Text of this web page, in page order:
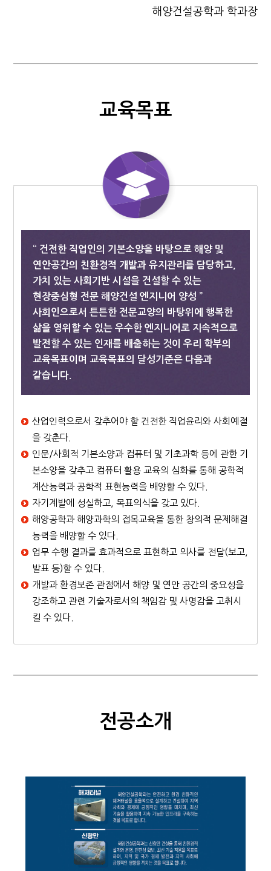
해양건설공학과 학과장
교육목표
“ 건전한 직업인의 기본소양을 바탕으로 해양 및
연안공간의 친환경적 개발과 유지관리를 담당하고,
가치 있는 사회기반 시설을 건설할 수 있는
현장중심형 전문 해양건설 엔지니어 양성 ”
사회인으로서 튼튼한 전문교양의 바탕위에 행복한
삶을 영위할 수 있는 우수한 엔지니어로 지속적으로
발전할 수 있는 인재를 배출하는 것이 우리 학부의
교육목표이며 교육목표의 달성기준은 다음과
같습니다.
산업인력으로서 갖추어야 할 건전한 직업윤리와 사회예절
을 갖춘다.
인문/사회적 기본소양과 컴퓨터 및 기초과학 등에 관한 기
본소양을 갖추고 컴퓨터 활용 교육의 심화를 통해 공학적
계산능력과 공학적 표현능력을 배양할 수 있다.
자기계발에 성실하고, 목표의식을 갖고 있다.
해양공학과 해양과학의 접목교육을 통한 창의적 문제해결
능력을 배양할 수 있다.
업무 수행 결과를 효과적으로 표현하고 의사를 전달(보고,
발표 등)할 수 있다.
개발과 환경보존 관점에서 해양 및 연안 공간의 중요성을
강조하고 관련 기술자로서의 책임감 및 사명감을 고취시
킬 수 있다.
전공소개